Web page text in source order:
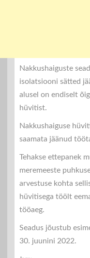
Nakkushaiguste
isolatsiooni sätted
alusel on endiselt
hüvitist.
Nakkushaiguse
saamata jäänud
Tehakse ettepanek
meremeeste
arvestuse kohta
hüvitisega töölt
tööaeg.
Seadus jõustub
30. juunini 2022.